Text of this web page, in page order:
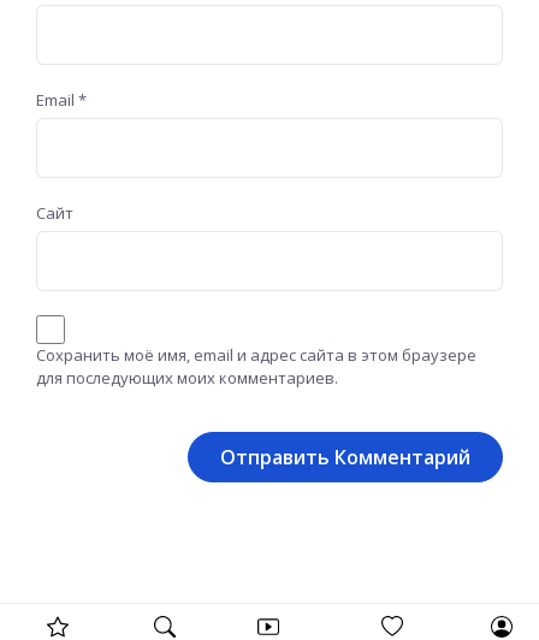
Email *
Сайт
Сохранить моё имя, email и адрес сайта в этом браузере
для последующих моих комментариев.